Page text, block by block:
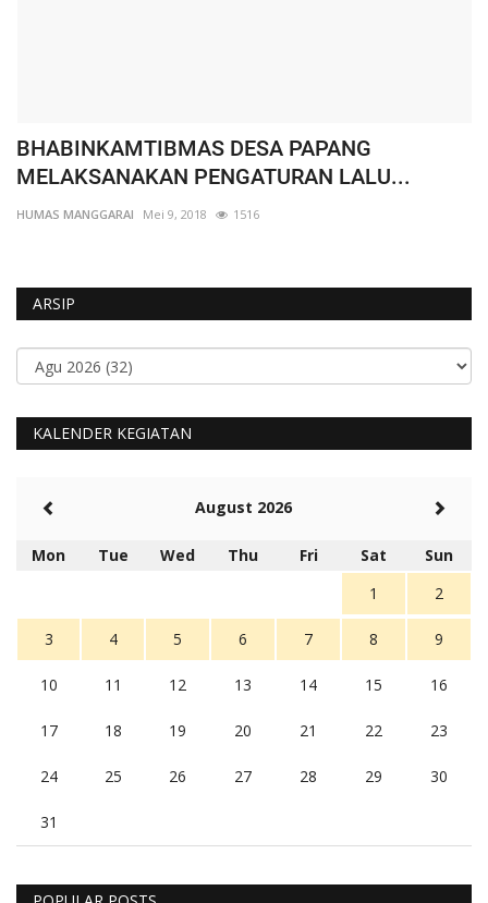
BHABINKAMTIBMAS DESA PAPANG
MELAKSANAKAN PENGATURAN LALU...
HUMAS MANGGARAI Mei 9, 2018 1516
ARSIP
KALENDER KEGIATAN
August 2026
Mon Tue Wed Thu Fri Sat
Sun
1
2
3 4 5 6 7 8 9
10 11 12 13 14 15 16
17 18 19 20 21 22 23
24 25 26 27 28 29 30
31